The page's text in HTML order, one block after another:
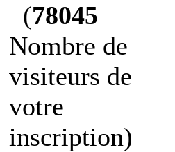
(78045
Nombre de
visiteurs de
votre
inscription)